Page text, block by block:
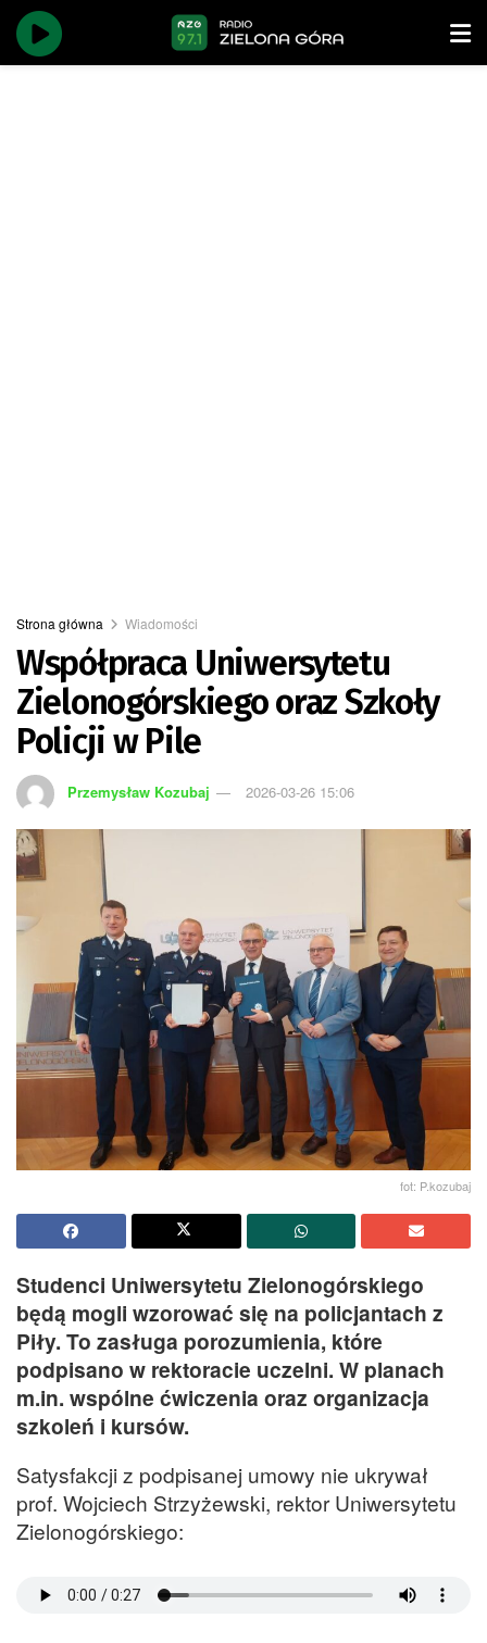
Strona główna Wiadomości
Współpraca Uniwersytetu
Zielonogórskiego oraz Szkoły
Policji w Pile
Przemysław Kozubaj 2026-03-26 15:06
fot: P.kozubaj
Studenci Uniwersytetu Zielonogórskiego
będą mogli wzorować się na policjantach z
Piły. To zasługa porozumienia, które
podpisano w rektoracie uczelni. W planach
m.in. wspólne ćwiczenia oraz organizacja
szkoleń i kursów.
Satysfakcji z podpisanej umowy nie ukrywał
prof. Wojciech Strzyżewski, rektor Uniwersytetu
Zielonogórskiego: